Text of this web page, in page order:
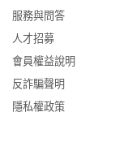
服務與問答
人才招募
會員權益說明
反詐騙聲明
隱私權政策